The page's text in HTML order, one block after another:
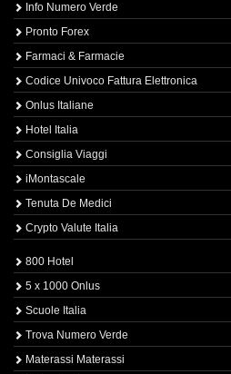
Info Numero Verde
Pronto Forex
Farmaci & Farmacie
Codice Univoco Fattura Elettronica
Onlus Italiane
Hotel Italia
Consiglia Viaggi
iMontascale
Tenuta De Medici
Crypto Valute Italia
800 Hotel
5 x 1000 Onlus
Scuole Italia
Trova Numero Verde
Materassi Materassi